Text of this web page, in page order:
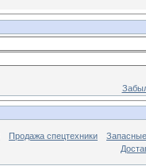
Продажа спецтехники